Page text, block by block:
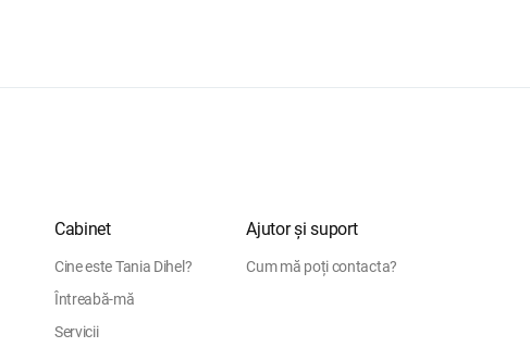
Cabinet
Cine este Tania Dihel?
Întreabă-mă
Servicii
Ajutor și suport
Cum mă poți contacta?